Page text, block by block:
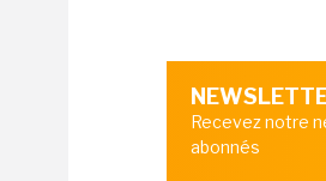
Recevez notre
abonnés